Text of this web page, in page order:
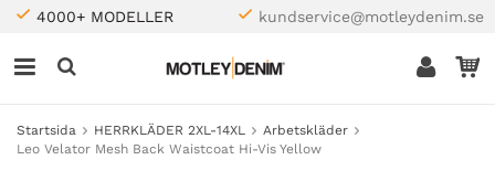
4000+ MODELLER kundservice@motleydenim.se
Startsida HERRKLÄDER 2XL-14XL
Arbetskläder
Leo Velator Mesh Back Waistcoat Hi-Vis Yellow